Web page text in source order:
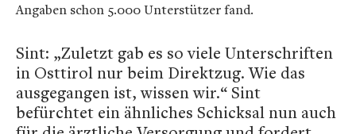
Angaben schon 5.000 Unterstützer fand.
Sint: „Zuletzt gab es so viele Unterschriften
in Osttirol nur beim Direktzug. Wie das
ausgegangen ist, wissen wir.“ Sint
befürchtet ein ähnliches Schicksal nun auch